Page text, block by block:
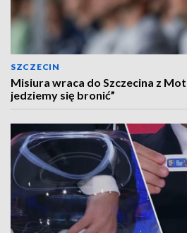
SZCZECIN
Misiura wraca do Szczecina z
jedziemy się bronić”